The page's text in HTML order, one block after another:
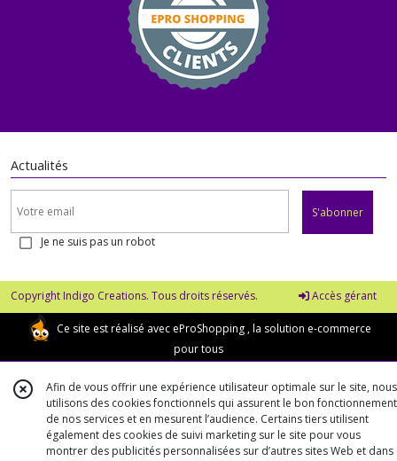
Actualités
S'abonner
Je ne suis pas un robot
Copyright Indigo Creations. Tous droits réservés. Accès gérant
Ce site est réalisé avec eProShopping , la solution e-commerce
pour tous
Afin de vous offrir une expérience utilisateur optimale sur le site, nous
utilisons des cookies fonctionnels qui assurent le bon fonctionnement
de nos services et en mesurent l’audience. Certains tiers utilisent
également des cookies de suivi marketing sur le site pour vous
montrer des publicités personnalisées sur d’autres sites Web et dans